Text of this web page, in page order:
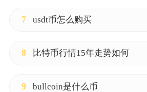
7 usdt币怎么购买
8 比特币行情15年走势如何
9 bullcoin是什么币